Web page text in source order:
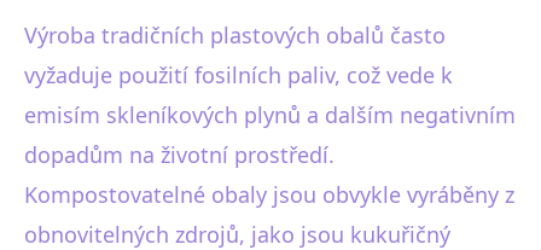
Výroba tradičních plastových obalů často
vyžaduje použití fosilních paliv, což vede k
emisím skleníkových plynů a dalším negativním
dopadům na životní prostředí.
Kompostovatelné obaly jsou obvykle vyráběny z
obnovitelných zdrojů, jako jsou kukuřičný